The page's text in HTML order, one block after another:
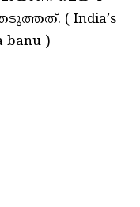
( India’s
banu )